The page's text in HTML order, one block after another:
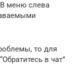
меню слева
то для
в чат”